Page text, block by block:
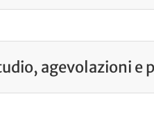
agevolazioni e